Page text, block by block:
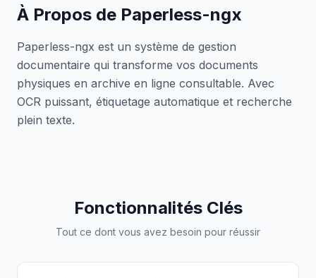
À Propos de Paperless-ngx
Paperless-ngx est un système de gestion
documentaire qui transforme vos documents
physiques en archive en ligne consultable. Avec
OCR puissant, étiquetage automatique et recherche
plein texte.
Fonctionnalités Clés
Tout ce dont vous avez besoin pour réussir